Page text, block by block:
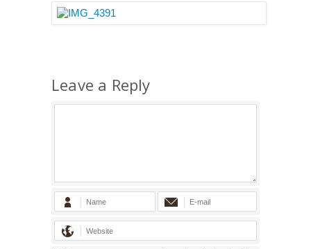
Leave a Reply